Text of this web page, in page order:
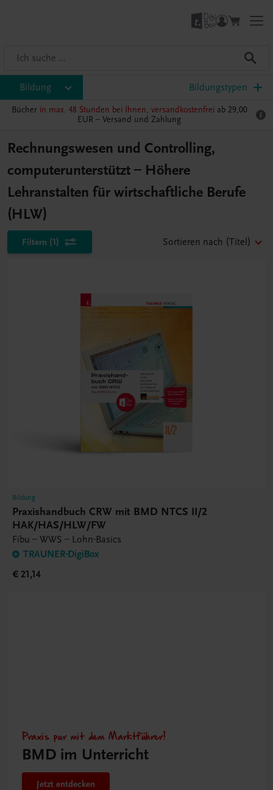
Bildung Bildungstypen
Bücher in max. 48 Stunden bei Ihnen, versandkostenfrei ab 29,00
EUR – Versand und Zahlung
Rechnungswesen und Controlling,
computerunterstützt – Höhere
Lehranstalten für wirtschaftliche Berufe
(HLW)
Filtern (1) Sortieren nach (Titel)
Bildung
Praxishandbuch CRW mit BMD NTCS II/2
HAK/HAS/HLW/FW
Fibu – WWS – Lohn-Basics
TRAUNER-DigiBox
€ 21,14
Praxis pur mit dem Marktführer!
BMD im Unterricht
Jetzt entdecken